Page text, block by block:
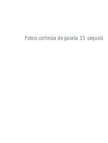
Fotos cortesía de gaiata 15 sequiol